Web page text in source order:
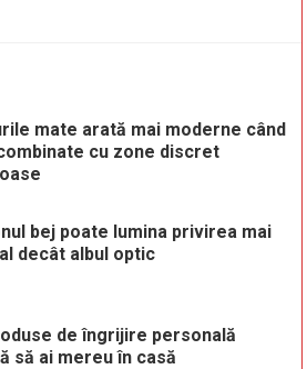
mate arată mai moderne când
cu zone discret
bej poate lumina privirea mai
decât albul optic
de îngrijire personală
să ai mereu în casă